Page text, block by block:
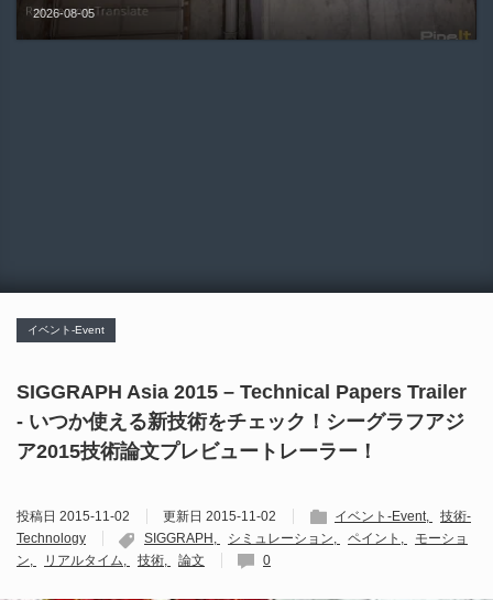
2026-08-05
2026-08-03
2026-08-03
2026-08-02
2026-08-01
イベント-Event
SIGGRAPH Asia 2015 – Technical Papers Trailer
- いつか使える新技術をチェック！シーグラフアジ
ア2015技術論文プレビュートレーラー！
投稿日 2015-11-02 更新日 2015-11-02 イベント-Event
技術-
Technology
SIGGRAPH シミュレーション ペイント
モーショ
ン
リアルタイム 技術 論文 0